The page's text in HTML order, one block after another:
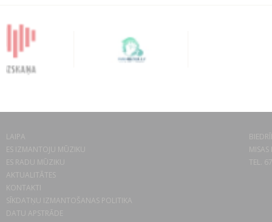
LAIPA
ES IZMANTOJU MŪZIKU
ES RADU MŪZIKU
AKTUALITĀTES
KONTAKTI
SĪKDATŅU IZMANTOŠANAS POLITIKA
DATU APSTRĀDE
TEL.